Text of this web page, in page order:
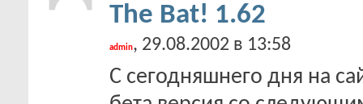
The Bat! 1.62
admin, 29.08.2002 в 13:58
С сегодняшнего дня на